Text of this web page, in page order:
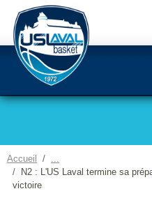
Accueil
N2 : L'US Laval termine sa
victoire
Panneau de gestion des